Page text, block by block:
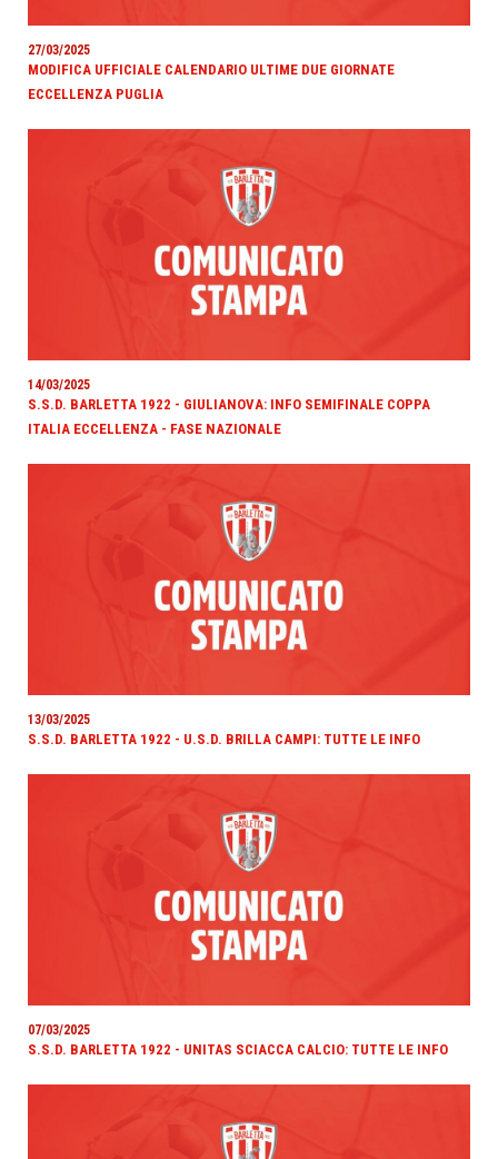
27/03/2025
MODIFICA UFFICIALE CALENDARIO ULTIME DUE GIORNATE
ECCELLENZA PUGLIA
14/03/2025
S.S.D. BARLETTA 1922 - GIULIANOVA: INFO SEMIFINALE COPPA
ITALIA ECCELLENZA - FASE NAZIONALE
13/03/2025
S.S.D. BARLETTA 1922 - U.S.D. BRILLA CAMPI: TUTTE LE INFO
07/03/2025
S.S.D. BARLETTA 1922 - UNITAS SCIACCA CALCIO: TUTTE LE INFO